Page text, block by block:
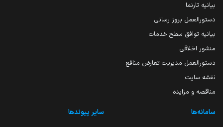
بیانیه تارنما
دستورالعمل بروز رسانی
بیانیه توافق سطح خدمات
منشور اخلاقی
دستورالعمل مدیریت تعارض منافع
نقشه سایت
مناقصه و مزایده
سامانه‌ها سایر پیوندها